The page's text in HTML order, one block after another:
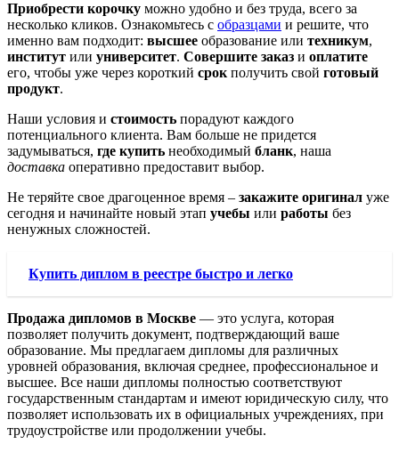
Приобрести корочку можно удобно и без труда, всего за
несколько кликов. Ознакомьтесь с образцами и решите, что
именно вам подходит: высшее образование или техникум,
институт или университет. Совершите заказ и оплатите
его, чтобы уже через короткий срок получить свой готовый
продукт.
Наши условия и стоимость порадуют каждого
потенциального клиента. Вам больше не придется
задумываться, где купить необходимый бланк, наша
доставка оперативно предоставит выбор.
Не теряйте свое драгоценное время – закажите оригинал уже
сегодня и начинайте новый этап учебы или работы без
ненужных сложностей.
Купить диплом в реестре быстро и легко
Продажа дипломов в Москве — это услуга, которая
позволяет получить документ, подтверждающий ваше
образование. Мы предлагаем дипломы для различных
уровней образования, включая среднее, профессиональное и
высшее. Все наши дипломы полностью соответствуют
государственным стандартам и имеют юридическую силу, что
позволяет использовать их в официальных учреждениях, при
трудоустройстве или продолжении учебы.